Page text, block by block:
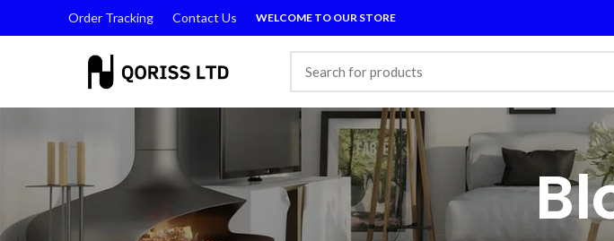
Order Tracking Contact Us WELCOME TO OUR STORE